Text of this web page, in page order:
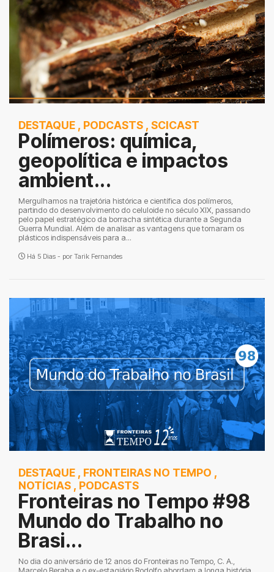
DESTAQUE , PODCASTS , SCICAST
Polímeros: química,
geopolítica e impactos
ambient...
Mergulhamos na trajetória histórica e científica dos polímeros,
partindo do desenvolvimento do celuloide no século XIX, passando
pelo papel estratégico da borracha sintética durante a Segunda
Guerra Mundial. Além de analisar as vantagens que tornaram os
plásticos indispensáveis para a...
Há 5 Dias - por Tarik Fernandes
DESTAQUE , FRONTEIRAS NO TEMPO ,
NOTÍCIAS , PODCASTS
Fronteiras no Tempo #98
Mundo do Trabalho no
Brasi...
No dia do aniversário de 12 anos do Fronteiras no Tempo, C. A.,